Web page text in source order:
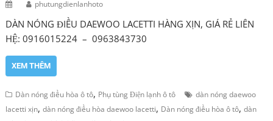
phutungdienlanhoto
DÀN NÓNG ĐIỀU DAEWOO LACETTI HÀNG XỊN, GIÁ RẺ LIÊN
HỆ: 0916015224 – 0963843730
XEM THÊM
Dàn nóng điều hòa ô tô, Phụ tùng Điện lạnh ô tô
dàn nóng daewoo
lacetti xịn,dàn nóng điều hòa daewoo lacetti, Dàn nóng điều hòa ô tô,dàn